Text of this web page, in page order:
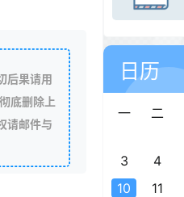
后果请用
底删除上
请邮件与
日历
一 二
3
4
10
11